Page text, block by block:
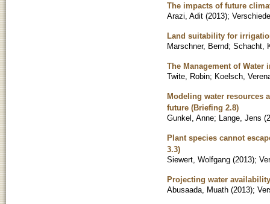
The impacts of future
Arazi, Adit (2013);
Land suitability for
Marschner, Bernd; Schacht,
The Management of Water
Twite, Robin; Koelsch,
Modeling water resources
future (Briefing 2.8)
Gunkel, Anne; Lange, Jens (
Plant species cannot
3.3)
Siewert, Wolfgang (2013);
Projecting water
Abusaada, Muath (2013);